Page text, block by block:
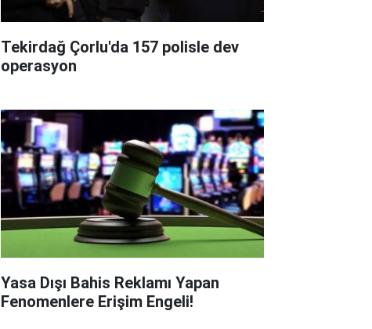
Tekirdağ Çorlu'da 157 polisle dev
operasyon
Yasa Dışı Bahis Reklamı Yapan
Fenomenlere Erişim Engeli!